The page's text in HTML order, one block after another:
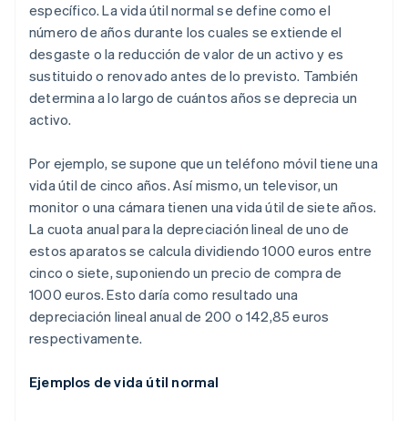
específico. La vida útil normal se define como el
número de años durante los cuales se extiende el
desgaste o la reducción de valor de un activo y es
sustituido o renovado antes de lo previsto. También
determina a lo largo de cuántos años se deprecia un
activo.
Por ejemplo, se supone que un teléfono móvil tiene una
vida útil de cinco años. Así mismo, un televisor, un
monitor o una cámara tienen una vida útil de siete años.
La cuota anual para la depreciación lineal de uno de
estos aparatos se calcula dividiendo 1000 euros entre
cinco o siete, suponiendo un precio de compra de
1000 euros. Esto daría como resultado una
depreciación lineal anual de 200 o 142,85 euros
respectivamente.
Ejemplos de vida útil normal